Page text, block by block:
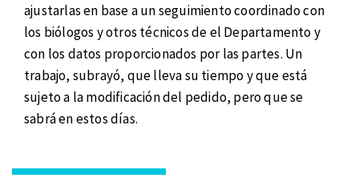
ajustarlas en base a un seguimiento coordinado con
los biólogos y otros técnicos de el Departamento y
con los datos proporcionados por las partes. Un
trabajo, subrayó, que lleva su tiempo y que está
sujeto a la modificación del pedido, pero que se
sabrá en estos días.